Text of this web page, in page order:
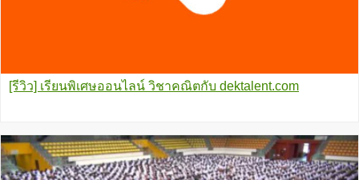
[รีวิว] เรียนพิเศษออนไลน์ วิชาคณิตกับ dektalent.com